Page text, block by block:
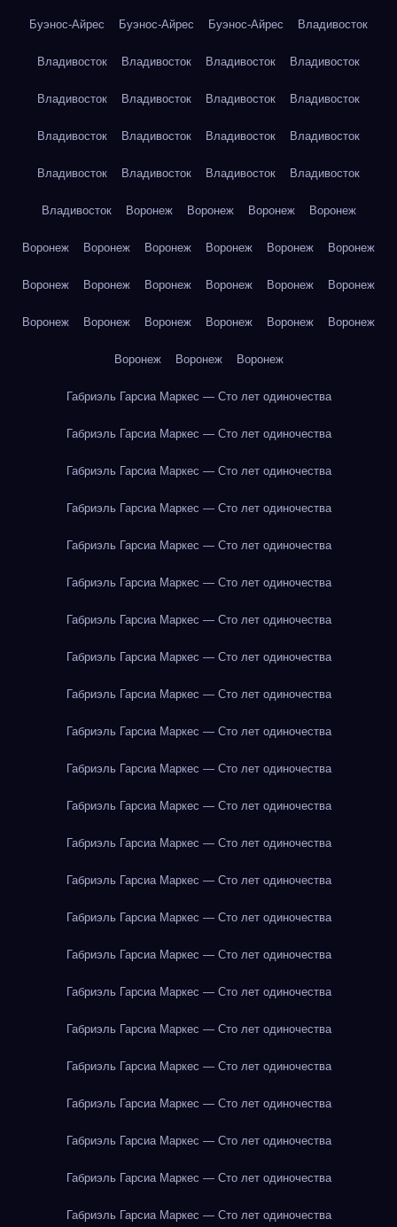
Буэнос-Айрес Буэнос-Айрес Буэнос-Айрес Владивосток
Владивосток Владивосток Владивосток Владивосток
Владивосток Владивосток Владивосток Владивосток
Владивосток Владивосток Владивосток Владивосток
Владивосток Владивосток Владивосток Владивосток
Владивосток Воронеж Воронеж Воронеж Воронеж
Воронеж Воронеж Воронеж Воронеж Воронеж Воронеж
Воронеж Воронеж Воронеж Воронеж Воронеж Воронеж
Воронеж Воронеж Воронеж Воронеж Воронеж Воронеж
Воронеж Воронеж Воронеж
Габриэль Гарсиа Маркес — Сто лет одиночества
Габриэль Гарсиа Маркес — Сто лет одиночества
Габриэль Гарсиа Маркес — Сто лет одиночества
Габриэль Гарсиа Маркес — Сто лет одиночества
Габриэль Гарсиа Маркес — Сто лет одиночества
Габриэль Гарсиа Маркес — Сто лет одиночества
Габриэль Гарсиа Маркес — Сто лет одиночества
Габриэль Гарсиа Маркес — Сто лет одиночества
Габриэль Гарсиа Маркес — Сто лет одиночества
Габриэль Гарсиа Маркес — Сто лет одиночества
Габриэль Гарсиа Маркес — Сто лет одиночества
Габриэль Гарсиа Маркес — Сто лет одиночества
Габриэль Гарсиа Маркес — Сто лет одиночества
Габриэль Гарсиа Маркес — Сто лет одиночества
Габриэль Гарсиа Маркес — Сто лет одиночества
Габриэль Гарсиа Маркес — Сто лет одиночества
Габриэль Гарсиа Маркес — Сто лет одиночества
Габриэль Гарсиа Маркес — Сто лет одиночества
Габриэль Гарсиа Маркес — Сто лет одиночества
Габриэль Гарсиа Маркес — Сто лет одиночества
Габриэль Гарсиа Маркес — Сто лет одиночества
Габриэль Гарсиа Маркес — Сто лет одиночества
Габриэль Гарсиа Маркес — Сто лет одиночества